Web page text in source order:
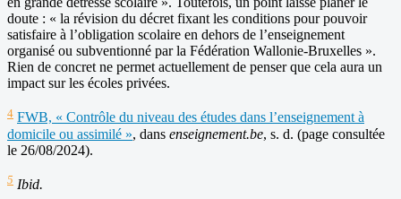
doute : « la révision du décret fixant les conditions pour pouvoir
satisfaire à l’obligation scolaire en dehors de l’enseignement
organisé ou subventionné par la Fédération Wallonie-Bruxelles ».
Rien de concret ne permet actuellement de penser que cela aura un
impact sur les écoles privées.
4 FWB, « Contrôle du niveau des études dans l’enseignement à
domicile ou assimilé », dans enseignement.be, s. d. (page consultée
le 26/08/2024).
5 Ibid.